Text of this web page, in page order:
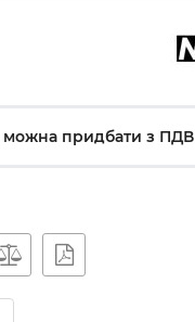
можна придбати з ПДВ